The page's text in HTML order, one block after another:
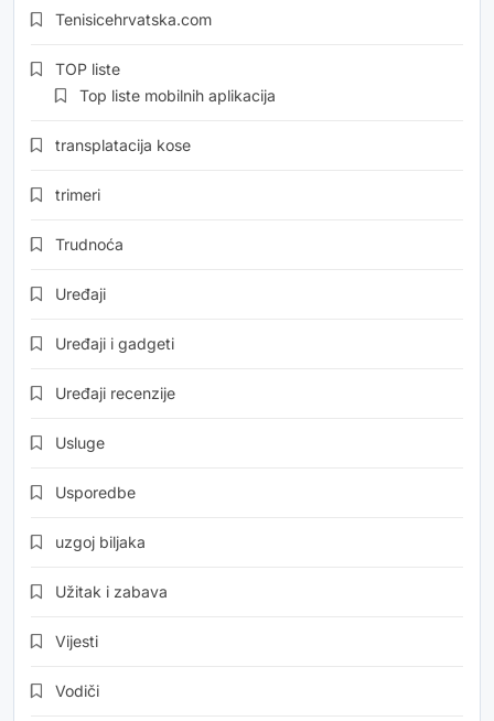
Tenisicehrvatska.com
TOP liste
Top liste mobilnih aplikacija
transplatacija kose
trimeri
Trudnoća
Uređaji
Uređaji i gadgeti
Uređaji recenzije
Usluge
Usporedbe
uzgoj biljaka
Užitak i zabava
Vijesti
Vodiči